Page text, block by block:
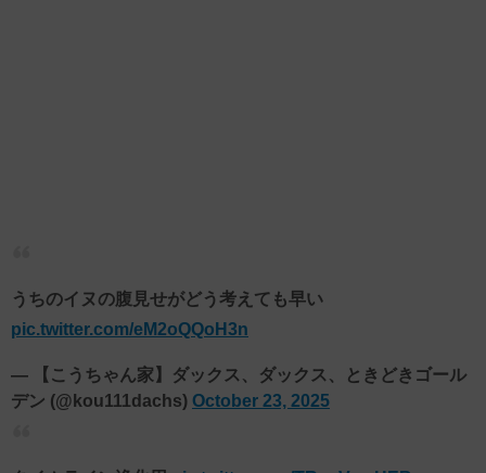
うちのイヌの腹見せがどう考えても早い
pic.twitter.com/eM2oQQoH3n
— 【こうちゃん家】ダックス、ダックス、ときどきゴール
デン (@kou111dachs) October 23, 2025